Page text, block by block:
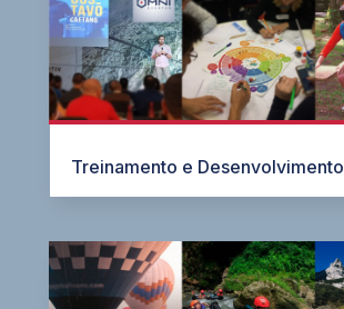
Treinamento e Desenvolvimento